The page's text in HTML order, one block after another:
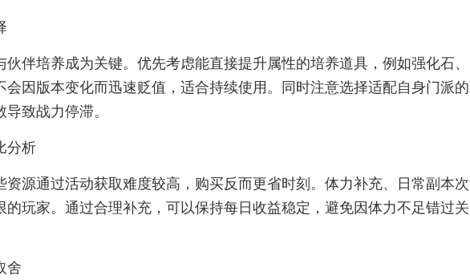
伴培养成为关键。优先考虑能直接提升属性的培养道具，例如强化石、
会因版本变化而迅速贬值，适合持续使用。同时注意选择适配自身门派的
致战力停滞。
分析
资源通过活动获取难度较高，购买反而更省时刻。体力补充、日常副本次
的玩家。通过合理补充，可以保持每日收益稳定，避免因体力不足错过关
舍